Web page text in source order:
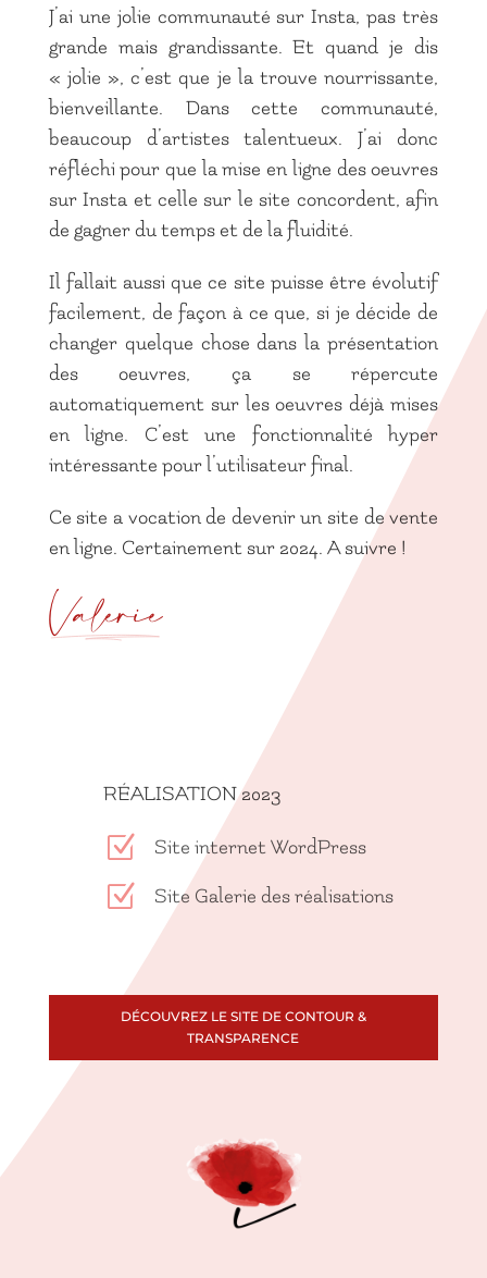
J’ai une jolie communauté sur Insta, pas très
grande mais grandissante. Et quand je dis
« jolie », c’est que je la trouve nourrissante,
bienveillante. Dans cette communauté,
beaucoup d’artistes talentueux. J’ai donc
réfléchi pour que la mise en ligne des oeuvres
sur Insta et celle sur le site concordent, afin
de gagner du temps et de la fluidité.
Il fallait aussi que ce site puisse être évolutif
facilement, de façon à ce que, si je décide de
changer quelque chose dans la présentation
des oeuvres, ça se répercute
automatiquement sur les oeuvres déjà mises
en ligne. C’est une fonctionnalité hyper
intéressante pour l’utilisateur final.
Ce site a vocation de devenir un site de vente
en ligne. Certainement sur 2024. A suivre !
Valérie
RÉALISATION 2023
Z Site internet WordPress
Z Site Galerie des réalisations
DÉCOUVREZ LE SITE DE CONTOUR &
TRANSPARENCE